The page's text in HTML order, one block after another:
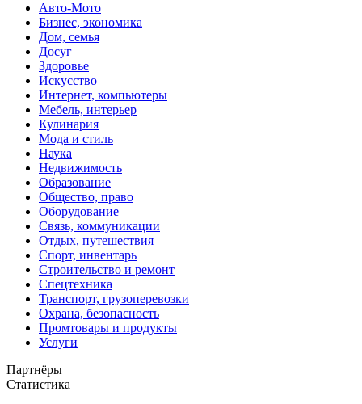
Авто-Мото
Бизнес, экономика
Дом, семья
Досуг
Здоровье
Искусство
Интернет, компьютеры
Мебель, интерьер
Кулинария
Мода и стиль
Наука
Недвижимость
Образование
Общество, право
Оборудование
Связь, коммуникации
Отдых, путешествия
Спорт, инвентарь
Строительство и ремонт
Спецтехника
Транспорт, грузоперевозки
Охрана, безопасность
Промтовары и продукты
Услуги
Партнёры
Статистика